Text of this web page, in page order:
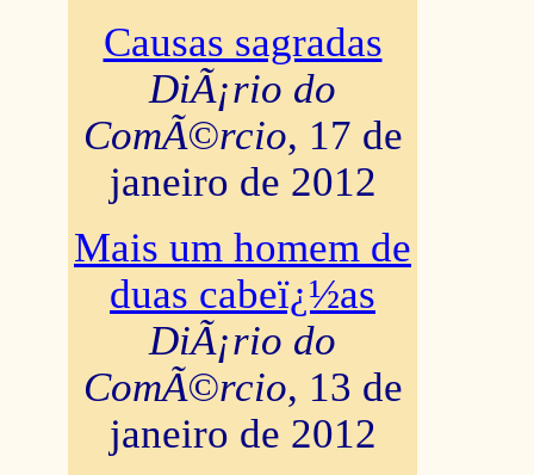
Causas sagradas
DiÃ¡rio do
ComÃ©rcio, 17 de
janeiro de 2012
Mais um homem de
duas cabeï¿½as
DiÃ¡rio do
ComÃ©rcio, 13 de
janeiro de 2012